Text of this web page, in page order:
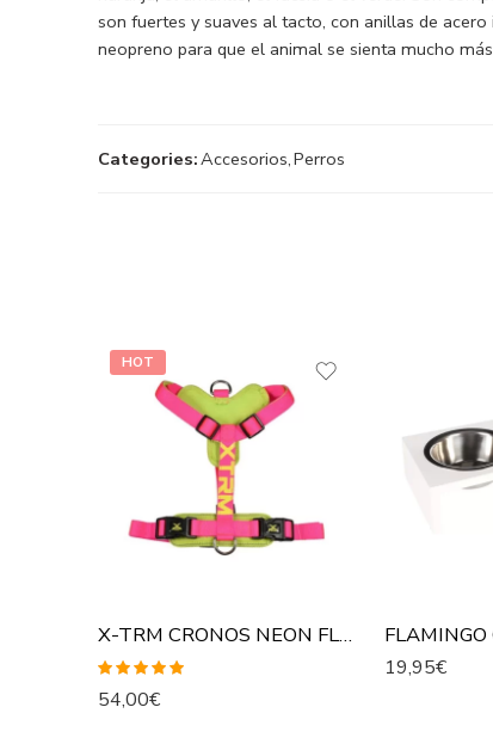
son fuertes y suaves al tacto, con anillas de
neopreno para que el animal se sienta mucho
Categories:Accesorios,Perros
HOT
X-TRM CRONOS NEON FLASH ARNÉS FUCSIA PARA PERROS
Valorado con
5.00de 5
54,00€
19,95€